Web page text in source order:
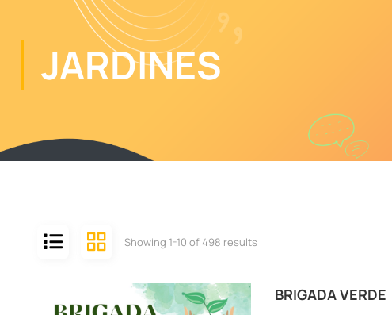
JARDINES
Showing 1-10 of 498 results
BRIGADA VERDE